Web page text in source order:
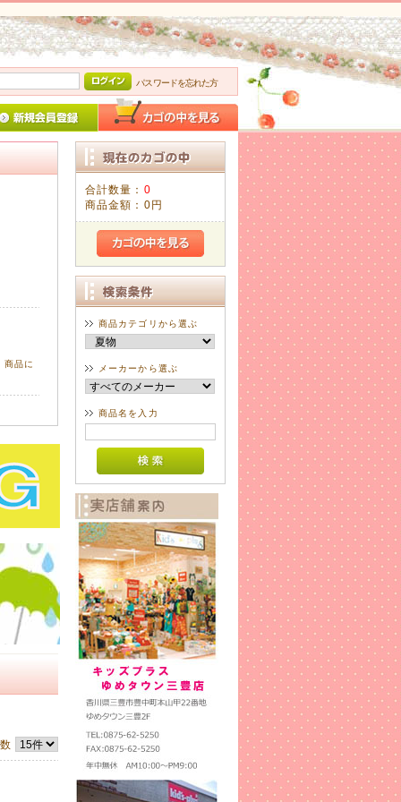
パスワードを忘れた方
商品に
合計数量： 0
商品金額： 0円
商品カテゴリから選ぶ
メーカーから選ぶ
商品名を入力